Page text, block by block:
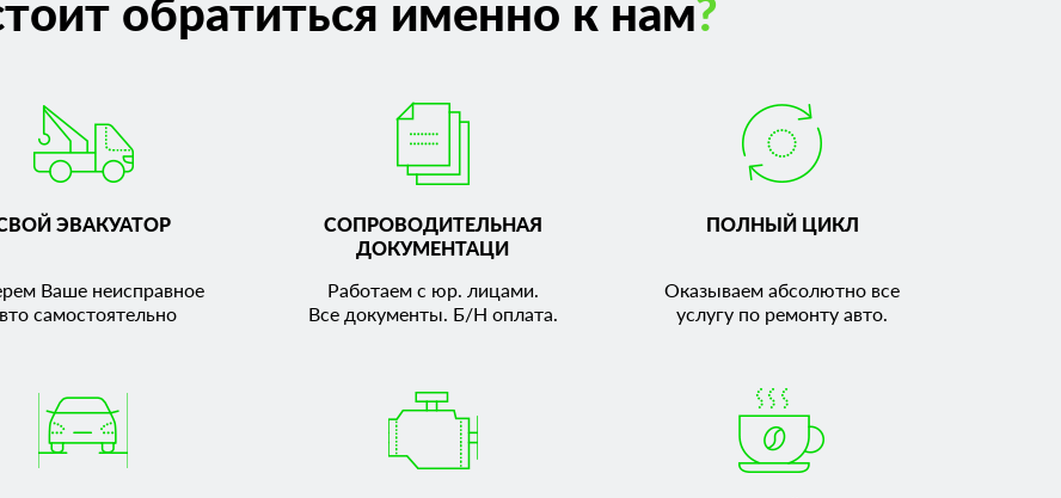
обратиться именно к нам?
ЭВАКУАТОР
Ваше неисправное
самостоятельно
СОПРОВОДИТЕЛЬНАЯ
ДОКУМЕНТАЦИ
Работаем с юр. лицами.
Все документы. Б/Н оплата.
ПОЛНЫЙ ЦИКЛ
Оказываем абсолютно все
услугу по ремонту авто.